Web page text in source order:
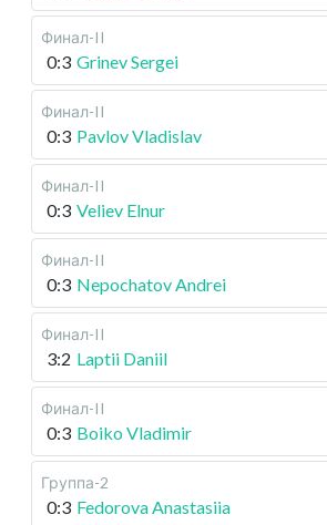
Финал-II
0:3 Grinev Sergei
Финал-II
0:3 Pavlov Vladislav
Финал-II
0:3 Veliev Elnur
Финал-II
0:3 Nepochatov Andrei
Финал-II
3:2 Laptii Daniil
Финал-II
0:3 Boiko Vladimir
Группа-2
0:3 Fedorova Anastasiia